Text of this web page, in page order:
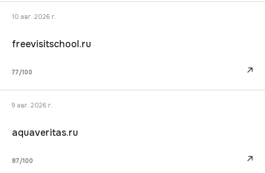
10 авг. 2026 г.
freevisitschool.ru
77/100 ↗
9 авг. 2026 г.
aquaveritas.ru
87/100 ↗